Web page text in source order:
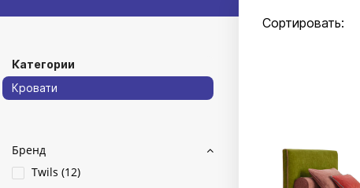
Категории
Кровати
Бренд
Twils (12)
Сортировать: